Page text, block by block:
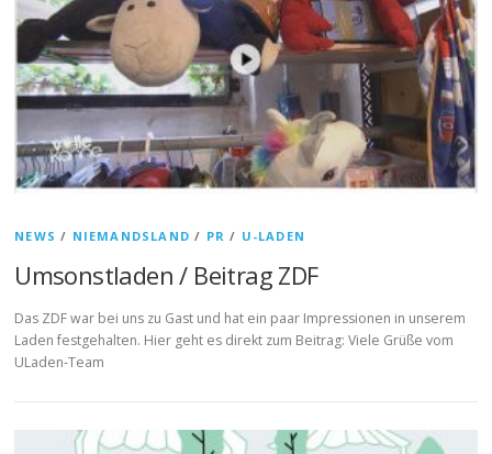
NEWS / NIEMANDSLAND / PR / U-LADEN
Umsonstladen / Beitrag ZDF
Das ZDF war bei uns zu Gast und hat ein paar Impressionen in unserem
Laden festgehalten. Hier geht es direkt zum Beitrag: Viele Grüße vom
ULaden-Team